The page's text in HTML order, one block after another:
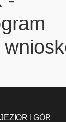
I GÓR